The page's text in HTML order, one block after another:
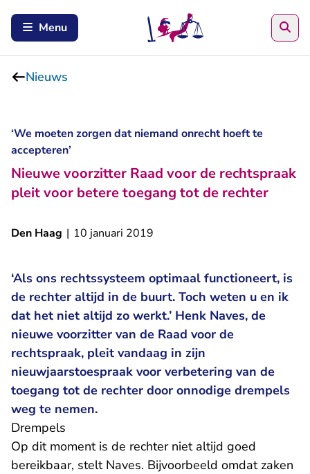
Menu
Nieuws
‘We moeten zorgen dat niemand onrecht hoeft te
accepteren’
Nieuwe voorzitter Raad voor de rechtspraak
pleit voor betere toegang tot de rechter
Den Haag | 10 januari 2019
‘Als ons rechtssysteem optimaal functioneert, is
de rechter altijd in de buurt. Toch weten u en ik
dat het niet altijd zo werkt.’ Henk Naves, de
nieuwe voorzitter van de Raad voor de
rechtspraak, pleit vandaag in zijn
nieuwjaarstoespraak voor verbetering van de
toegang tot de rechter door onnodige drempels
weg te nemen.
Drempels
Op dit moment is de rechter niet altijd goed
bereikbaar, stelt Naves. Bijvoorbeeld omdat zaken